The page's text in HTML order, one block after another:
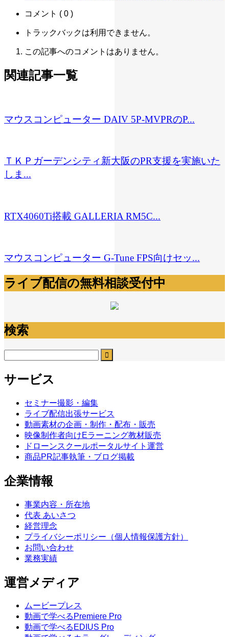
コメント ( 0 )
トラックバックは利用できません。
この記事へのコメントはありません。
関連記事一覧
マウスコンピューター DAIV 5P-MVPRのP...
ＴＫＰガーデンシティ新大阪のPR支援を実施いた
しま...
RTX4060Ti搭載 GALLERIA RM5C...
マウスコンピューター G-Tune FPS向けセッ...
ライブ配信の無料相談受付中
検索
サービス
セミナー撮影・編集
ライブ配信出張サービス
動画素材の企画・制作・配布・販売
映像制作者向けEラーニング教材販売
ドローンスクールポータルサイト運営
商品PR記事執筆・ブログ掲載
企業情報
事業内容・所在地
代表 あいさつ
経営理念
プライバシーポリシー（個人情報保護方針）
お問い合わせ
業務実績
運営メディア
ムービープレス
動画で学べるPremiere Pro
動画で学べるEDIUS Pro